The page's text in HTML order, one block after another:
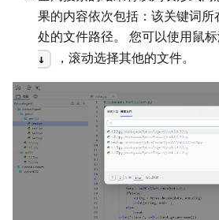
果的内容依次包括：该关键词
处的文件路径。 您可以使用鼠
↓
，滚动选择其他的文件。